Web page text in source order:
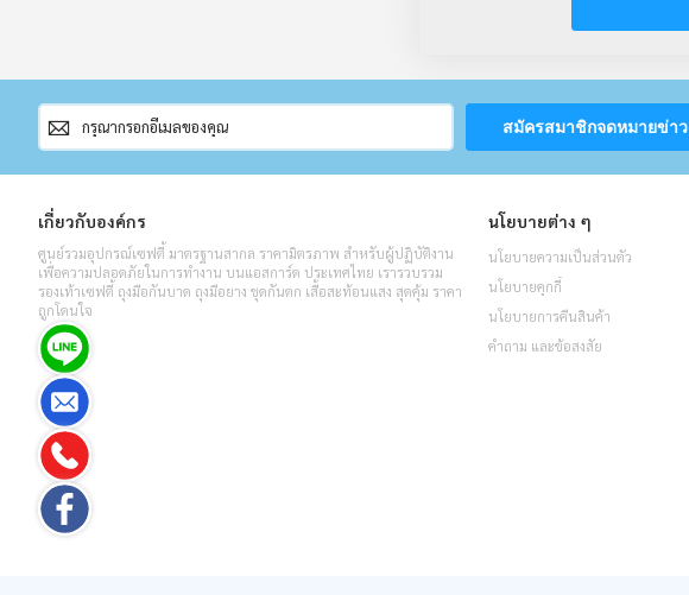
สมัคร
สมาชิก
จดหมาย
ข่าว
สมัครสมาชิกจดหมายข่าว
เกี่ยวกับองค์กร
ศูนย์รวมอุปกรณ์เซฟตี้ มาตรฐานสากล ราคามิตรภาพ สำหรับผู้ปฏิบัติงาน
เพื่อความปลอดภัยในการทำงาน บนแอสการ์ด ประเทศไทย เรารวบรวม
รองเท้าเซฟตี้ ถุงมือกันบาด ถุงมือยาง ชุดกันตก เสื้อสะท้อนแสง สุดคุ้ม ราคา
ถูกโดนใจ
นโยบายต่าง ๆ
นโยบายความเป็นส่วนตัว
นโยบายคุกกี้
นโยบายการคืนสินค้า
คำถาม และข้อสงสัย